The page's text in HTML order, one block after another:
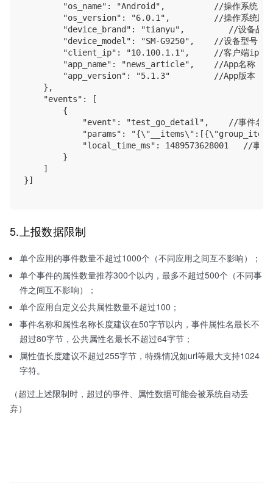
        "os_name": "Android",          //操作系统
"os_version": "6.0.1",         //操作系统版
        "device_brand": "tianyu",         //设备品牌
        "device_model": "SM-G9250",    //设备型号
"client_ip": "10.100.1.1",     //客户端ip地
        "app_name": "news_article",    //App名称
        "app_version": "5.1.3"         //App版本
    },
    "events": [
        {
            "event": "test_go_detail",    //事件名称
"params":
"local_time_ms": 1489573628001   //事件
        }
    ]
}]
5.上报数据限制
单个应用的事件数量不超过1000个（不同应用之间互不影响）；
单个事件的属性数量推荐300个以内，最多不超过500个（不同事
件之间互不影响）；
单个应用自定义公共属性数量不超过100；
事件名称和属性名称长度建议在50字节以内，事件属性名最长不
超过80字节，公共属性名最长不超过64字节；
属性值长度建议不超过255字节，特殊情况如url等最大支持1024
字符。
（超过上述限制时，超过的事件、属性数据可能会被系统自动丢
弃）